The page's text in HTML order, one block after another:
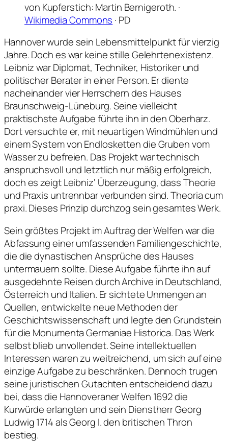
von Kupferstich: Martin Bernigeroth. ·
Wikimedia Commons · PD
Hannover wurde sein Lebensmittelpunkt für vierzig
Jahre. Doch es war keine stille Gelehrtenexistenz.
Leibniz war Diplomat, Techniker, Historiker und
politischer Berater in einer Person. Er diente
nacheinander vier Herrschern des Hauses
Braunschweig-Lüneburg. Seine vielleicht
praktischste Aufgabe führte ihn in den Oberharz.
Dort versuchte er, mit neuartigen Windmühlen und
einem System von Endlosketten die Gruben vom
Wasser zu befreien. Das Projekt war technisch
anspruchsvoll und letztlich nur mäßig erfolgreich,
doch es zeigt Leibniz‘ Überzeugung, dass Theorie
und Praxis untrennbar verbunden sind. Theoria cum
praxi. Dieses Prinzip durchzog sein gesamtes Werk.
Sein größtes Projekt im Auftrag der Welfen war die
Abfassung einer umfassenden Familiengeschichte,
die die dynastischen Ansprüche des Hauses
untermauern sollte. Diese Aufgabe führte ihn auf
ausgedehnte Reisen durch Archive in Deutschland,
Österreich und Italien. Er sichtete Unmengen an
Quellen, entwickelte neue Methoden der
Geschichtswissenschaft und legte den Grundstein
für die Monumenta Germaniae Historica. Das Werk
selbst blieb unvollendet. Seine intellektuellen
Interessen waren zu weitreichend, um sich auf eine
einzige Aufgabe zu beschränken. Dennoch trugen
seine juristischen Gutachten entscheidend dazu
bei, dass die Hannoveraner Welfen 1692 die
Kurwürde erlangten und sein Dienstherr Georg
Ludwig 1714 als Georg I. den britischen Thron
bestieg.